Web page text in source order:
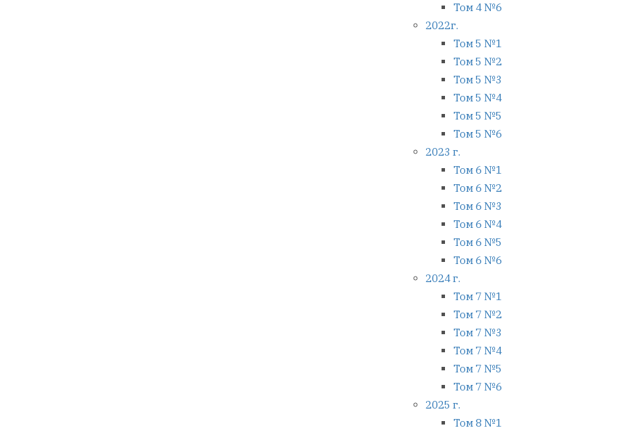
Том 4 №6
2022г.
Том 5 №1
Том 5 №2
Том 5 №3
Том 5 №4
Том 5 №5
Том 5 №6
2023 г.
Том 6 №1
Том 6 №2
Том 6 №3
Том 6 №4
Том 6 №5
Том 6 №6
2024 г.
Том 7 №1
Том 7 №2
Том 7 №3
Том 7 №4
Том 7 №5
Том 7 №6
2025 г.
Том 8 №1